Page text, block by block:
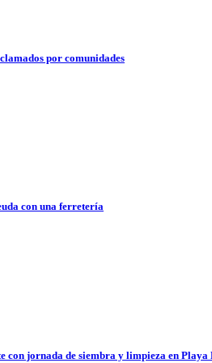
por comunidades
con una ferretería
con jornada de siembra y limpieza en